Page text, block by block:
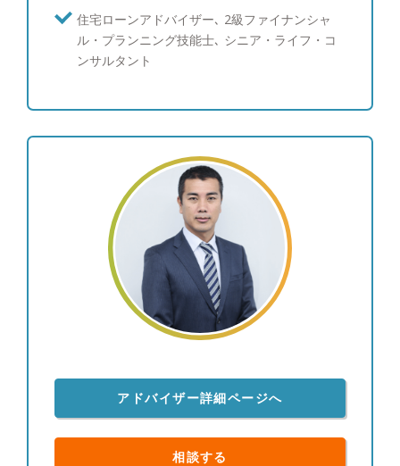
しく豊かな人生を送っていただくための伴走者であ
り続けたいと思っています。 そのために幅広く質
の高いFPサービスの提供と、組織として長期的なプ
ランをサポートできる体制を構築し、お客様にいか
を常に考え日々努力をいたします。 今後とも、倍
旧のご支援ご鞭撻賜りますよう、宜しくお願い申し
住宅ローンアドバイザー､ 2級ファイナンシャ
ル・プランニング技能士､ シニア・ライフ・コ
ンサルタント
アドバイザー詳細ページへ
相談する